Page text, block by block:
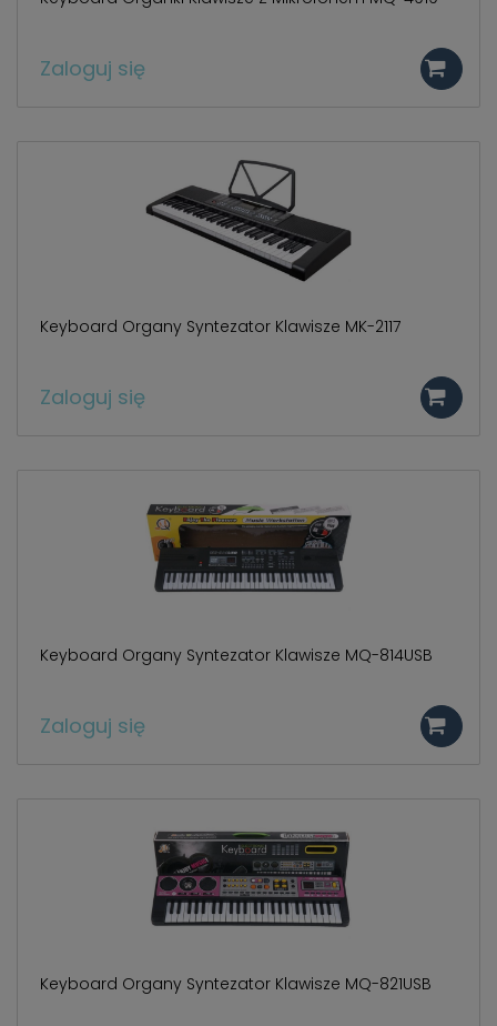
Zaloguj się
Keyboard Organy Syntezator Klawisze MK-2117
Zaloguj się
Keyboard Organy Syntezator Klawisze MQ-814USB
Zaloguj się
Keyboard Organy Syntezator Klawisze MQ-821USB
skorzystania ze
Facebook, LinkedIn,
Cookies w swojej polityce
prywatności w związku z
czym nie mamy wpływu
na prowadzoną przez
dostawców politykę
prywatności oraz
wykorzystywania przez nich
wyznaczonego Inspektora
786 498.